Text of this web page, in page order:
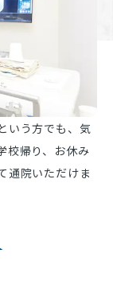
いう方でも、気
校帰り、お休み
通院いただけま